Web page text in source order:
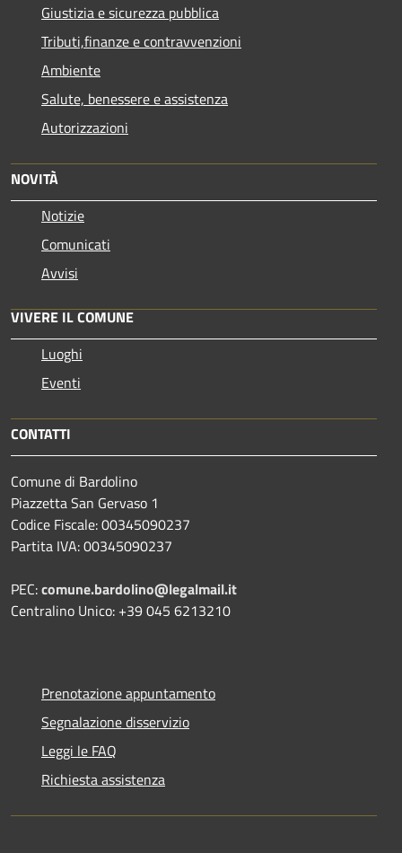
Giustizia e sicurezza pubblica
Tributi,finanze e contravvenzioni
Ambiente
Salute, benessere e assistenza
Autorizzazioni
NOVITÀ
Notizie
Comunicati
Avvisi
VIVERE IL COMUNE
Luoghi
Eventi
CONTATTI
Comune di Bardolino
Piazzetta San Gervaso 1
Codice Fiscale: 00345090237
Partita IVA: 00345090237
PEC:comune.bardolino@legalmail.it
Centralino Unico: +39 045 6213210
Prenotazione appuntamento
Segnalazione disservizio
Leggi le FAQ
Richiesta assistenza